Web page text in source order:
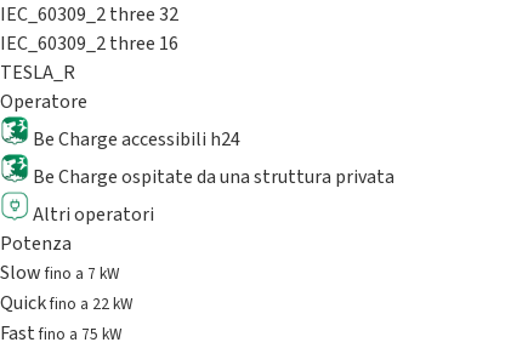
IEC_60309_2 three 32
IEC_60309_2 three 16
TESLA_R
Operatore
Be Charge accessibili h24
Be Charge ospitate da una struttura privata
Altri operatori
Potenza
Slowfino a 7 kW
Quickfino a 22 kW
Fastfino a 75 kW